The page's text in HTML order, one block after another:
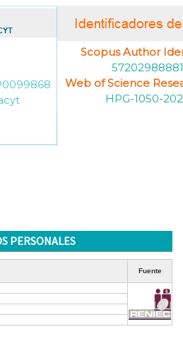
Scopus Author
57202988881
Web of Science
HPG-1050-
PERSONALES
Fuente